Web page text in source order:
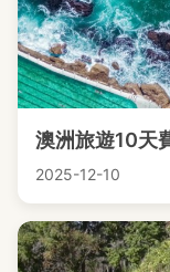
澳洲旅遊10天
2025-12-10